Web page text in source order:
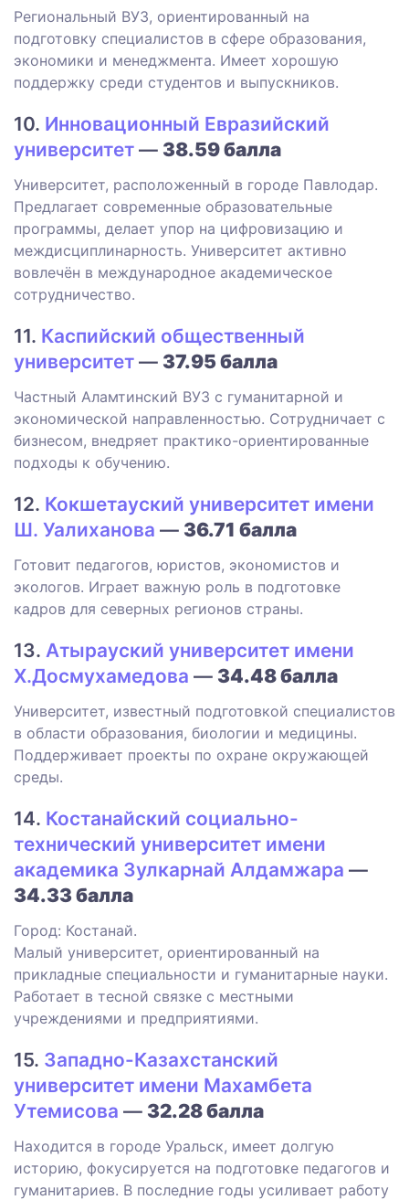
Региональный ВУЗ, ориентированный на
подготовку специалистов в сфере образования,
экономики и менеджмента. Имеет хорошую
поддержку среди студентов и выпускников.
10. Инновационный Евразийский
университет — 38.59 балла
Университет, расположенный в городе Павлодар.
Предлагает современные образовательные
программы, делает упор на цифровизацию и
междисциплинарность. Университет активно
вовлечён в международное академическое
сотрудничество.
11. Каспийский общественный
университет — 37.95 балла
Частный Аламтинский ВУЗ с гуманитарной и
экономической направленностью. Сотрудничает с
бизнесом, внедряет практико-ориентированные
подходы к обучению.
12. Кокшетауский университет имени
Ш. Уалиханова — 36.71 балла
Готовит педагогов, юристов, экономистов и
экологов. Играет важную роль в подготовке
кадров для северных регионов страны.
13. Атырауский университет имени
Х.Досмухамедова — 34.48 балла
Университет, известный подготовкой специалистов
в области образования, биологии и медицины.
Поддерживает проекты по охране окружающей
среды.
14. Костанайский социально-
технический университет имени
академика Зулкарнай Алдамжара —
34.33 балла
Город: Костанай.
Малый университет, ориентированный на
прикладные специальности и гуманитарные науки.
Работает в тесной связке с местными
учреждениями и предприятиями.
15. Западно-Казахстанский
университет имени Махамбета
Утемисова — 32.28 балла
Находится в городе Уральск, имеет долгую
историю, фокусируется на подготовке педагогов и
гуманитариев. В последние годы усиливает работу